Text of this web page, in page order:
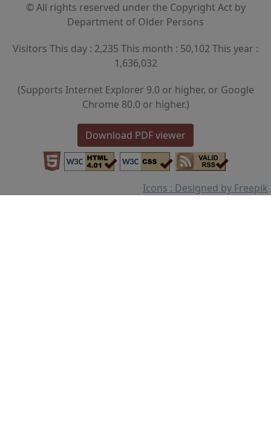
© All rights reserved under the Copyright Act by
Department of Older Persons
Visitors This day : 2,235 This month : 50,102 This year :
1,636,032
(Supports Internet Explorer 9.0 or higher, or Google
Chrome 80.0 or higher.)
Download PDF viewer
Icons : Designed by Freepik